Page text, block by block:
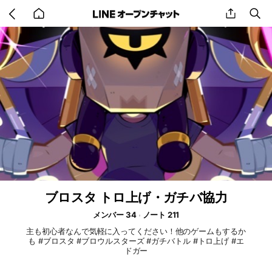
back
to
home
share
ブロスタ トロ上げ・ガチバ協力
メンバー 34
ノート 211
主も初心者なんで気軽に入ってください！他のゲームもするか
も #ブロスタ #ブロウルスターズ #ガチバトル #トロ上げ #エ
ドガー